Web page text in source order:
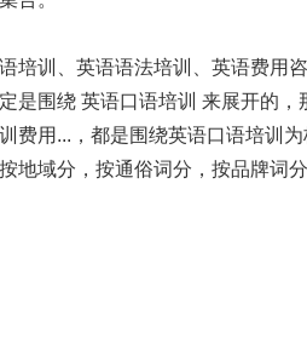
培训、英语语法培训、英语费用
围绕 英语口语培训 来展开的
用...，都是围绕英语口语培训
域分，按通俗词分，按品牌词分